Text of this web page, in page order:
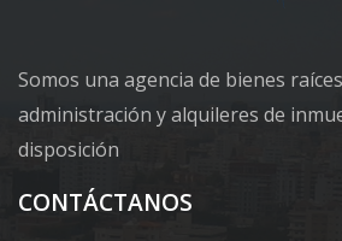
Somos una agencia de bienes
administración y alquileres de
disposición
CONTÁCTANOS